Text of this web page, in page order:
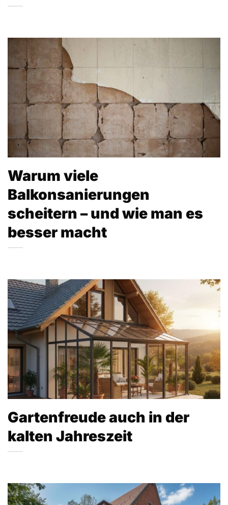
Warum viele
Balkonsanierungen
scheitern – und wie man es
besser macht
Gartenfreude auch in der
kalten Jahreszeit